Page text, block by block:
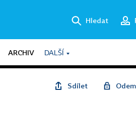
Hledat
ARCHIV DALŠÍ
Sdílet